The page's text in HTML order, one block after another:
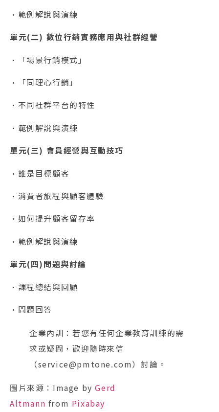
•範例解說與演練
單元(二) 數位行銷實務應用與社群經營
•「場景行銷模式」
•「同理心行銷」
•不同社群平台的特性
•範例解說與演練
單元(三) 會員經營與互動技巧
•誰是目標顧客
•消費者旅程與顧客體驗
•如何提升顧客留存率
•範例解說與演練
單元(四)問題與討論
•課程總結與回顧
•問題回答
企業內訓：若您有任何企業教育訓練的需
求或疑問，歡迎隨時來信
（service@pmtone.com）討論。
圖片來源：Image byGerd
Altmann from Pixabay